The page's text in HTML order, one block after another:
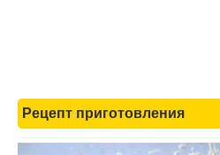
Рецепт приготовления